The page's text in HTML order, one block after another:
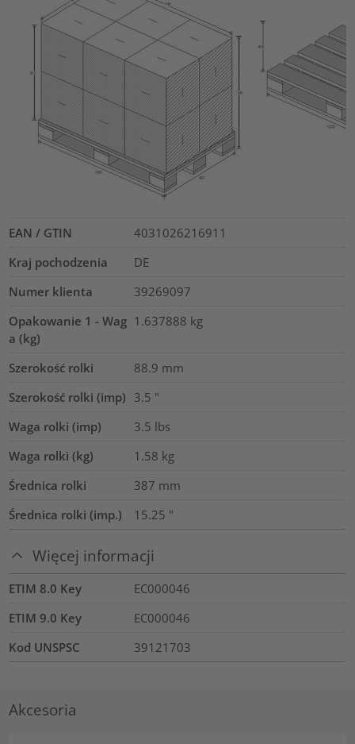
EAN / GTIN
4031026216911
Kraj pochodzenia
DE
Numer klienta
39269097
Opakowanie 1 - Wag
a (kg)
1.637888 kg
Szerokość rolki 88.9 mm
Szerokość rolki (imp) 3.5 "
Waga rolki (imp)
3.5 lbs
Waga rolki (kg)
1.58 kg
Średnica rolki
387 mm
Średnica rolki (imp.)
15.25 "
Więcej informacji
ETIM 8.0 Key
EC000046
ETIM 9.0 Key
EC000046
Kod UNSPSC
39121703
Akcesoria